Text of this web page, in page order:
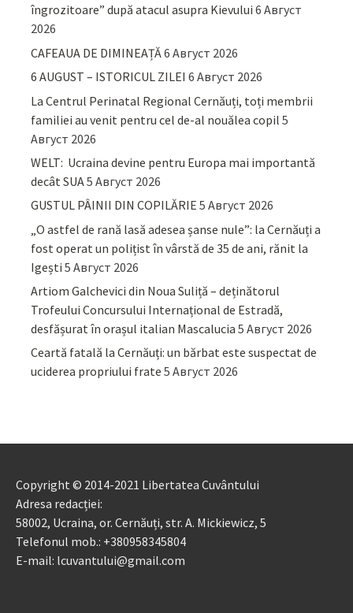
îngrozitoare” după atacul asupra Kievului 6 Август
2026
CAFEAUA DE DIMINEAȚĂ6 Август 2026
6 AUGUST – ISTORICUL ZILEI 6 Август 2026
La Centrul Perinatal Regional Cernăuți, toți membrii
familiei au venit pentru cel de-al nouălea copil 5
Август 2026
WELT: Ucraina devine pentru Europa mai importantă
decât SUA5 Август 2026
GUSTUL PÂINII DIN COPILĂRIE 5 Август 2026
„O astfel de rană lasă adesea șanse nule”: la Cernăuți a
fost operat un polițist în vârstă de 35 de ani, rănit la
Igești 5 Август 2026
Artiom Galchevici din Noua Suliță – deținătorul
Trofeului Concursului Internațional de Estradă,
desfășurat în orașul italian Mascalucia 5 Август 2026
Ceartă fatală la Cernăuți: un bărbat este suspectat de
uciderea propriului frate 5 Август 2026
Copyright © 2014-2021 Libertatea Cuvântului
Adresa redacției:
58002, Ucraina, or. Cernăuți, str. A. Mickiewicz, 5
Telefonul mob.: +380958345804
E-mail: lcuvantului@gmail.com